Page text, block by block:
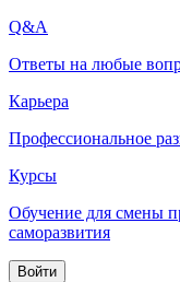
Q&A
Ответы на любые
Карьера
Профессиональное
Курсы
Обучение для смены
саморазвития
Войти